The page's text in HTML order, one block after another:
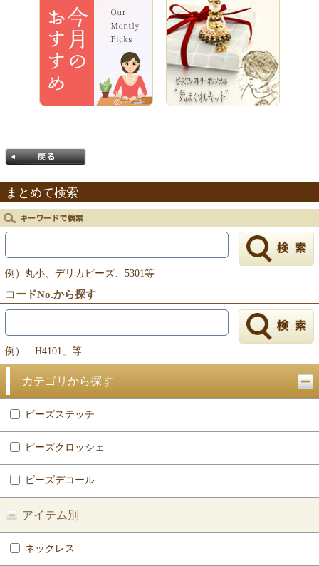
戻る
まとめて検索
例）丸小、デリカビーズ、5301等
コードNo.から探す
例）「H4101」等
カテゴリから探す
ビーズステッチ
ビーズクロッシェ
ビーズデコール
アイテム別
ネックレス